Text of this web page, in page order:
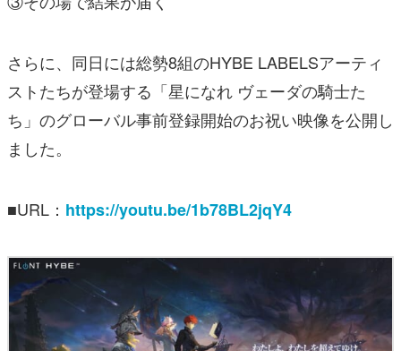
さらに、同日には総勢8組のHYBE LABELSアーティ
ストたちが登場する「星になれ ヴェーダの騎士た
ち」のグローバル事前登録開始のお祝い映像を公開し
ました。
■URL： https://youtu.be/1b78BL2jqY4